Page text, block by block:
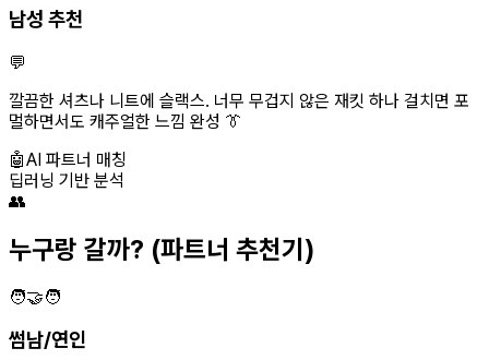
남성 추천
💬
깔끔한 셔츠나 니트에 슬랙스. 너무 무겁지 않은 재킷 하나 걸치면 포
멀하면서도 캐주얼한 느낌 완성 👔
🤖AI 파트너 매칭
딥러닝 기반 분석
👥
누구랑 갈까? (파트너 추천기)
🧑‍🤝‍🧑
썸남/연인